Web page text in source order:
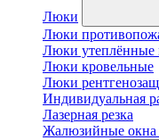
Люки
Люки
Люки утеплённые
Люки кровельные
Люки
Индивидуальная
Лазерная резка
Жалюзийные окна